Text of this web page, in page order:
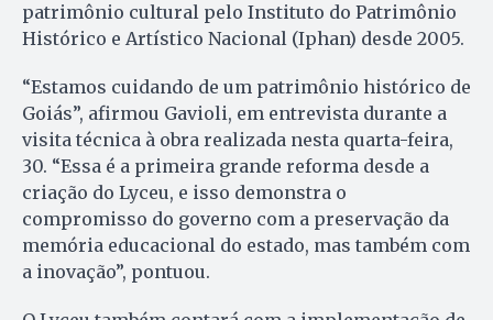
patrimônio cultural pelo Instituto do Patrimônio
Histórico e Artístico Nacional (Iphan) desde 2005.
“Estamos cuidando de um patrimônio histórico de
Goiás”, afirmou Gavioli, em entrevista durante a
visita técnica à obra realizada nesta quarta-feira,
30. “Essa é a primeira grande reforma desde a
criação do Lyceu, e isso demonstra o
compromisso do governo com a preservação da
memória educacional do estado, mas também com
a inovação”, pontuou.